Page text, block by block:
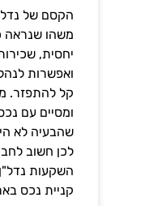
הקסם של
משהו שנראה
יחסית,
ואפשרות
קל להתפזר.
ומסיים עם
שהבעיה לא
לכן חשוב
השקעות
קניית נכס